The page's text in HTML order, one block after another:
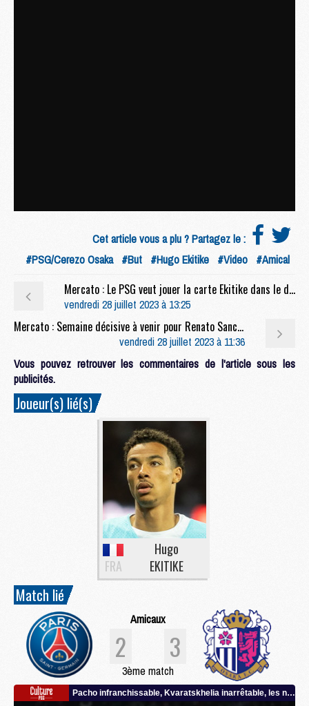
Cet article vous a plu ? Partagez le :
#PSG/Cerezo Osaka #But #Hugo Ekitike #Video #Amical
Mercato : Le PSG veut jouer la carte Ekitike dans le dossier Højlund
vendredi 28 juillet 2023 à 13:25
Mercato : Semaine décisive à venir pour Renato Sanches, valorisé à 20M€
vendredi 28 juillet 2023 à 11:36
Vous pouvez retrouver les commentaires de l'article sous les
publicités.
Joueur(s) lié(s)
FRA
Hugo
EKITIKE
Match lié
Amicaux
2 3
3ème match